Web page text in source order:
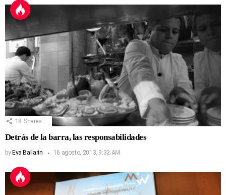
18 Shares
Detrás de la barra, las responsabilidades
by Eva Ballarin 16 agosto, 2013, 9:32 AM